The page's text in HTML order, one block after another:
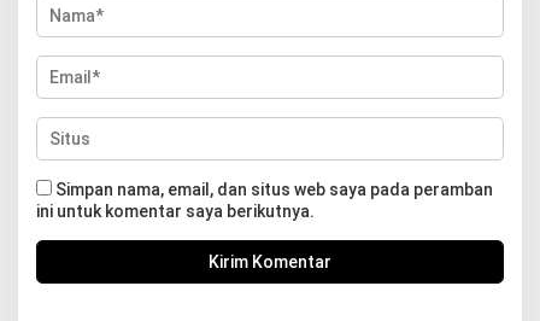
Simpan nama, email, dan situs web saya pada peramban
ini untuk komentar saya berikutnya.